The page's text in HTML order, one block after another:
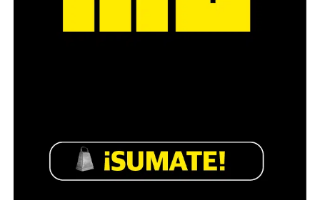
mamá de Lucía Pérez
“Estamos como el día 1”. La frase de la madre de la joven
asesinada en 2016 remite a aquel año: cuando